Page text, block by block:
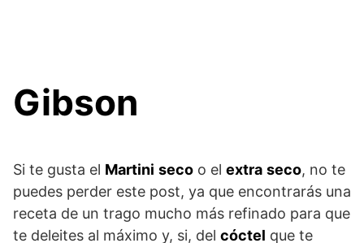
Gibson
Si te gusta el Martini seco o el extra seco, no te
puedes perder este post, ya que encontrarás una
receta de un trago mucho más refinado para que
te deleites al máximo y, si, del cóctel que te